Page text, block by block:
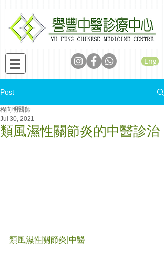
Eng
Post
類風濕性關節炎的中醫診治
程向明醫師
Jul 30, 2021
類風濕性關節炎|中醫